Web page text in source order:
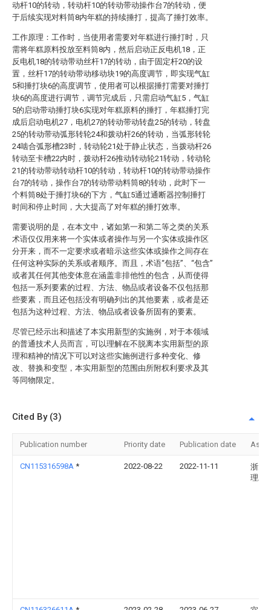
动杆10的转动，转动杆10的转动带动操作台7的转动，便
于后续实现对料筒8内年糕的持续捶打，提高了捶打效率。
工作原理：工作时，当使用者需要对年糕进行捶打时，只
需将年糕原料投放至料筒8内，然后启动正反电机18，正
反电机18的转动带动丝杆17的转动，由于固定杆20的设
置，丝杆17的转动带动移动块19的高度调节，即实现气缸
5和捶打块6的高度调节，使用者可以根据捶打需要对捶打
块6的高度进行调节，调节完成后，只需启动气缸5，气缸
5的启动带动捶打块6实现对年糕原料的捶打，年糕捶打完
成后启动电机27，电机27的转动带动转盘25的转动，转盘
25的转动带动弧形转轮24和拨动杆26的转动，当弧形转轮
24啮合弧形槽23时，转动轮21处于静止状态，当拨动杆26
转动至卡槽22内时，拨动杆26推动转动轮21转动，转动轮
21的转动带动转动杆10的转动，转动杆10的转动带动操作
台7的转动，操作台7的转动带动料筒8的转动，此时下一
个料筒8处于捶打块6的下方，气缸5通过通断器控制捶打
时间和停止时间，大大提高了对年糕的捶打效率。
需要说明的是，在本文中，诸如第一和第二等之类的关系
术语仅仅用来将一个实体或者操作与另一个实体或操作区
分开来，而不一定要求或者暗示这些实体或操作之间存在
任何这种实际的关系或者顺序。而且，术语“包括”、“包含”
或者其任何其他变体意在涵盖非排他性的包含，从而使得
包括一系列要素的过程、方法、物品或者设备不仅包括那
些要素，而且还包括没有明确列出的其他要素，或者是还
包括为这种过程、方法、物品或者设备所固有的要素。
尽管已经示出和描述了本实用新型的实施例，对于本领域
的普通技术人员而言，可以理解在不脱离本实用新型的原
理和精神的情况下可以对这些实施例进行多种变化、修
改、替换和变型，本实用新型的范围由所附权利要求及其
等同物限定。
Cited By (3)
Publication number Priority date Publication date
CN115316598A * 2022-08-22 2022-11-11
浙大
理工